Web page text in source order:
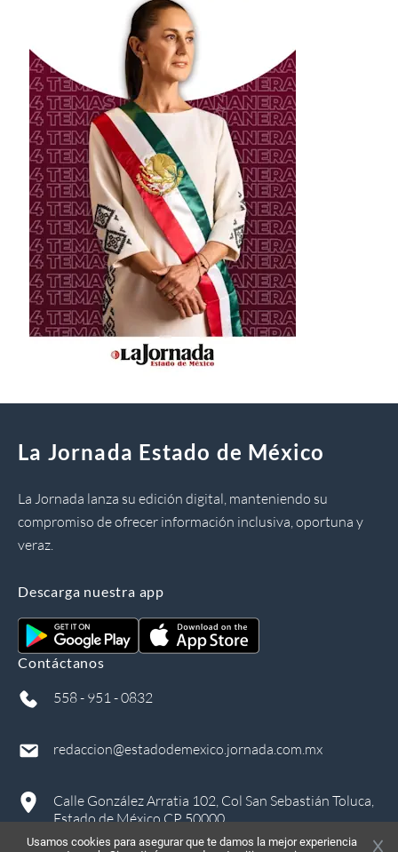
La Jornada Estado de México
La Jornada lanza su edición digital, manteniendo su
compromiso de ofrecer información inclusiva, oportuna y
veraz.
Descarga nuestra app
Contáctanos
558 - 951 - 0832
redaccion@estadodemexico.jornada.com.mx
Calle González Arratia 102, Col San Sebastián Toluca,
Estado de México CP 50000
Usamos cookies para asegurar que te damos la mejor experiencia